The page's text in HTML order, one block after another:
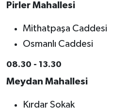
Pirler Mahallesi
Mithatpaşa Caddesi
Osmanlı Caddesi
08.30 - 13.30
Meydan Mahallesi
Kırdar Sokak